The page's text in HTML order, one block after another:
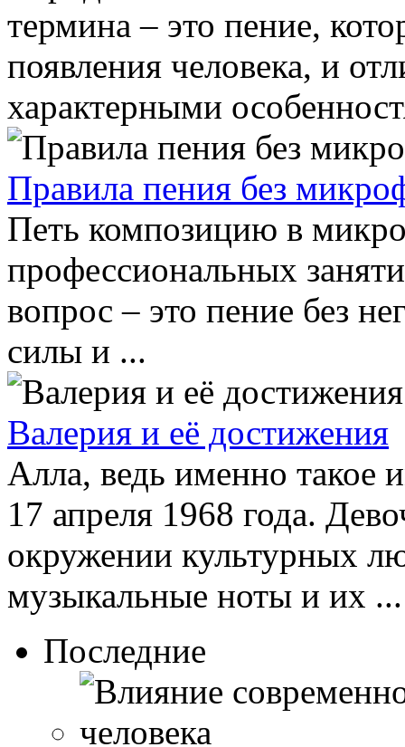
термина – это пение,
появления человека, и
характерными
Правила пения без
Петь композицию в
профессиональных
вопрос – это пение без
силы и ...
Валерия и её достижения
Алла, ведь именно такое
17 апреля 1968 года.
окружении культурных
музыкальные ноты и их ...
Последние